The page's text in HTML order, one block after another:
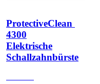
ProtectiveClean
4300
Elektrische
Schallzahnbürste